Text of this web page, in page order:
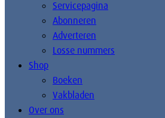
Servicepagina
Abonneren
Adverteren
Losse nummers
Shop
Boeken
Vakbladen
Over ons